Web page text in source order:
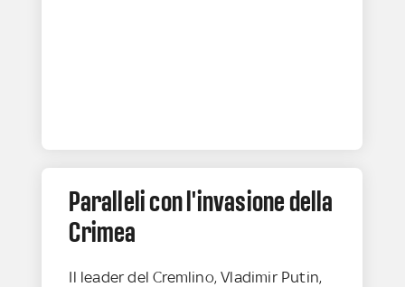
Paralleli con l'invasione della
Crimea
Il leader del Cremlino, Vladimir Putin,